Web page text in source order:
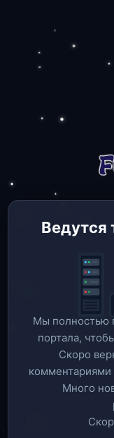
Ведутся
Мы полностью
портала,
Скоро
комментариями
Много